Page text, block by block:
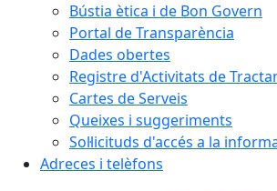
Bústia ètica i de Bon Govern
Portal de Transparència
Dades obertes
Registre d'Activitats de
Cartes de Serveis
Queixes i suggeriments
Sol·licituds d'accés a la
Adreces i telèfons